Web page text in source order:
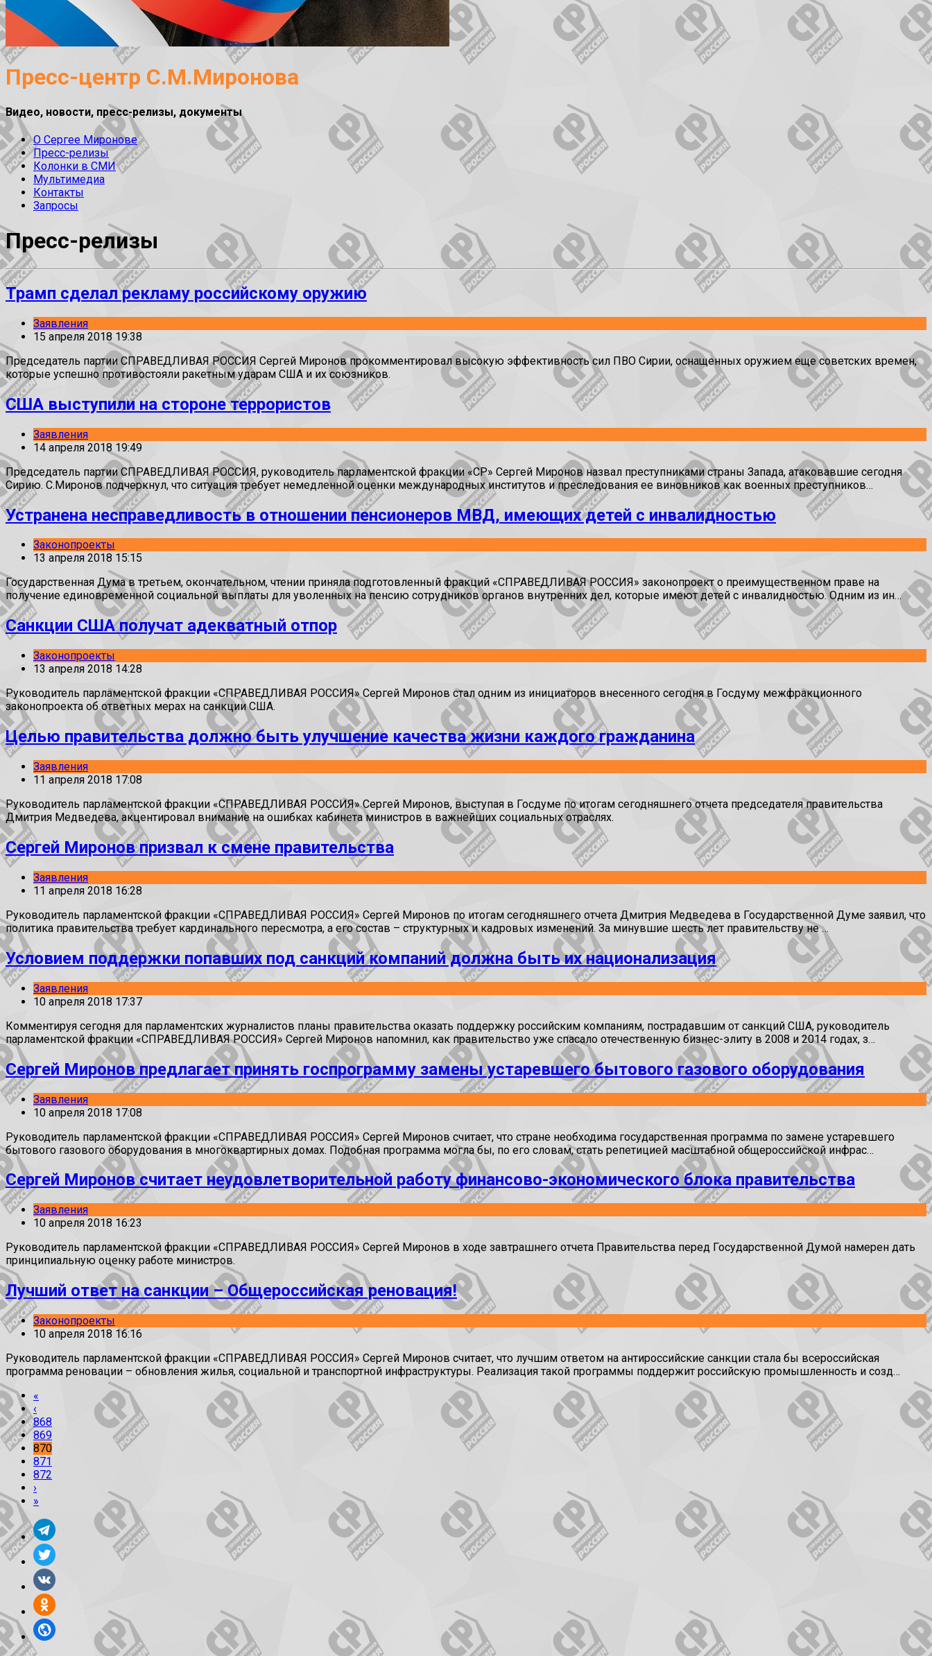
Пресс-центр С.М.Миронова
Видео, новости, пресс-релизы, документы
О Сергее Миронове
Пресс-релизы
Колонки в СМИ
Мультимедиа
Контакты
Запросы
Пресс-релизы
Трамп сделал рекламу российскому оружию
Заявления
15 апреля 2018 19:38
Председатель партии СПРАВЕДЛИВАЯ РОССИЯ Сергей Миронов прокомментировал высокую эффективность сил ПВО Сирии, оснащенных оружием еще советских времен,
которые успешно противостояли ракетным ударам США и их союзников.
США выступили на стороне террористов
Заявления
14 апреля 2018 19:49
Председатель партии СПРАВЕДЛИВАЯ РОССИЯ, руководитель парламентской фракции «СР» Сергей Миронов назвал преступниками страны Запада, атаковавшие сегодня
Сирию. С.Миронов подчеркнул, что ситуация требует немедленной оценки международных институтов и преследования ее виновников как военных преступников…
Устранена несправедливость в отношении пенсионеров МВД, имеющих детей с инвалидностью
Законопроекты
13 апреля 2018 15:15
Государственная Дума в третьем, окончательном, чтении приняла подготовленный фракций «СПРАВЕДЛИВАЯ РОССИЯ» законопроект о преимущественном праве на
получение единовременной социальной выплаты для уволенных на пенсию сотрудников органов внутренних дел, которые имеют детей с инвалидностью. Одним из ин…
Санкции США получат адекватный отпор
Законопроекты
13 апреля 2018 14:28
Руководитель парламентской фракции «СПРАВЕДЛИВАЯ РОССИЯ» Сергей Миронов стал одним из инициаторов внесенного сегодня в Госдуму межфракционного
законопроекта об ответных мерах на санкции США.
Целью правительства должно быть улучшение качества жизни каждого гражданина
Заявления
11 апреля 2018 17:08
Руководитель парламентской фракции «СПРАВЕДЛИВАЯ РОССИЯ» Сергей Миронов, выступая в Госдуме по итогам сегодняшнего отчета председателя правительства
Дмитрия Медведева, акцентировал внимание на ошибках кабинета министров в важнейших социальных отраслях.
Сергей Миронов призвал к смене правительства
Заявления
11 апреля 2018 16:28
Руководитель парламентской фракции «СПРАВЕДЛИВАЯ РОССИЯ» Сергей Миронов по итогам сегодняшнего отчета Дмитрия Медведева в Государственной Думе заявил, что
политика правительства требует кардинального пересмотра, а его состав – структурных и кадровых изменений. За минувшие шесть лет правительству не …
Условием поддержки попавших под санкций компаний должна быть их национализация
Заявления
10 апреля 2018 17:37
Комментируя сегодня для парламентских журналистов планы правительства оказать поддержку российским компаниям, пострадавшим от санкций США, руководитель
парламентской фракции «СПРАВЕДЛИВАЯ РОССИЯ» Сергей Миронов напомнил, как правительство уже спасало отечественную бизнес-элиту в 2008 и 2014 годах, з…
Сергей Миронов предлагает принять госпрограмму замены устаревшего бытового газового оборудования
Заявления
10 апреля 2018 17:08
Руководитель парламентской фракции «СПРАВЕДЛИВАЯ РОССИЯ» Сергей Миронов считает, что стране необходима государственная программа по замене устаревшего
бытового газового оборудования в многоквартирных домах. Подобная программа могла бы, по его словам, стать репетицией масштабной общероссийской инфрас…
Сергей Миронов считает неудовлетворительной работу финансово-экономического блока правительства
Заявления
10 апреля 2018 16:23
Руководитель парламентской фракции «СПРАВЕДЛИВАЯ РОССИЯ» Сергей Миронов в ходе завтрашнего отчета Правительства перед Государственной Думой намерен дать
принципиальную оценку работе министров.
Лучший ответ на санкции – Общероссийская реновация!
Законопроекты
10 апреля 2018 16:16
Руководитель парламентской фракции «СПРАВЕДЛИВАЯ РОССИЯ» Сергей Миронов считает, что лучшим ответом на антироссийские санкции стала бы всероссийская
программа реновации – обновления жилья, социальной и транспортной инфраструктуры. Реализация такой программы поддержит российскую промышленность и созд…
«
‹
868
869
870
871
872
›
»